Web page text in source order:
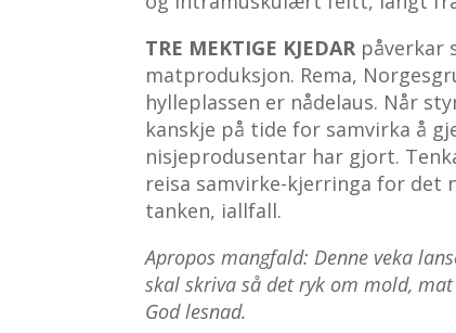
TRE MEKTIGE KJEDAR påverkar
matproduksjon. Rema,
hylleplassen er nådelaus. Når
kanskje på tide for samvirka å
nisjeprodusentar har gjort.
reisa samvirke-kjerringa for det
tanken, iallfall.
Apropos mangfald: Denne veka
skal skriva så det ryk om mold,
God lesnad.